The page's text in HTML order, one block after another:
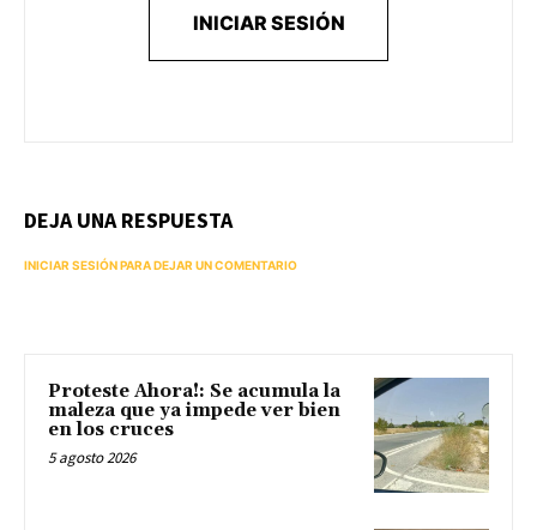
INICIAR SESIÓN
DEJA UNA RESPUESTA
INICIAR SESIÓN PARA DEJAR UN COMENTARIO
Proteste Ahora!: Se acumula la
maleza que ya impede ver bien
en los cruces
5 agosto 2026